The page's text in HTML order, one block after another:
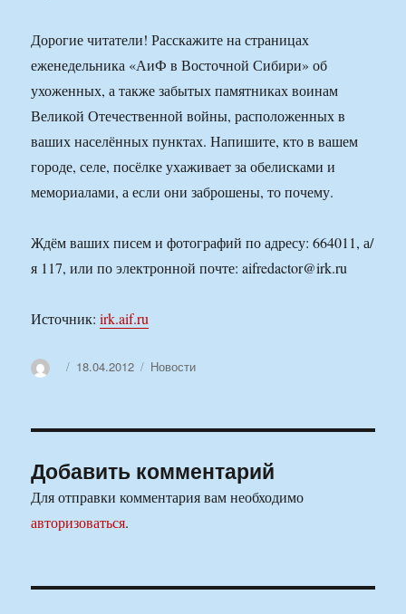
Дорогие читатели! Расскажите на страницах
еженедельника «АиФ в Восточной Сибири» об
ухоженных, а также забытых памятниках воинам
Великой Отечественной войны, расположенных в
ваших населённых пунктах. Напишите, кто в вашем
городе, селе, посёлке ухаживает за обелисками и
мемориалами, а если они заброшены, то почему.
Ждём ваших писем и фотографий по адресу: 664011, а/
я 117, или по электронной почте: aifredactor@irk.ru
Источник:irk.aif.ru
АвторОпубликовано
18.04.2012 Рубрики
Новости
Добавить комментарий
Для отправки комментария вам необходимо
авторизоваться.